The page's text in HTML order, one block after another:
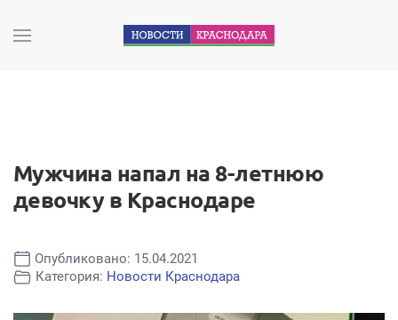
Мужчина напал на 8-летнюю
девочку в Краснодаре
Опубликовано: 15.04.2021
Категория: Новости Краснодара